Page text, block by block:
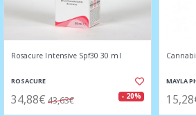
Rosacure Intensive Spf30 30 ml
ROSACURE
34,88€ 43,63€ - 20%
MAYLA